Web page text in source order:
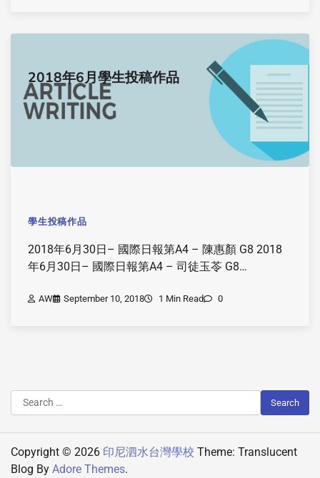
2018年6月學生投稿作品
學生投稿作品
2018年6月30日– 國際日報第A4 – 陳惠顏 G8 2018
年6月30日– 國際日報第A4 – 司徒玉苓 G8…
AW September 10, 2018 1 Min Read 0
Copyright © 2026 印尼泗水台灣學校 Theme: Translucent
Blog By Adore Themes.